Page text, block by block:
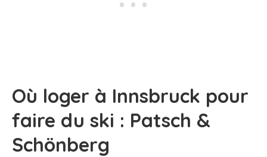
Où loger à Innsbruck pour
faire du ski : Patsch &
Schönberg